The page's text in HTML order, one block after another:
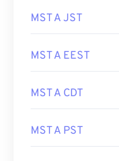
MST A JST
MST A EEST
MST A CDT
MST A PST